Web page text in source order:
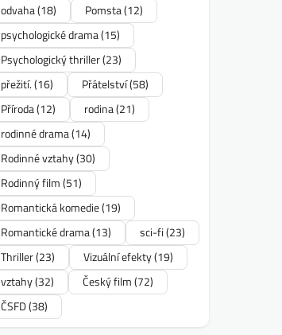
odvaha(18) Pomsta(12)
psychologické drama(15)
Psychologický thriller(23)
přežití.(16) Přátelství(58)
Příroda(12) rodina(21)
rodinné drama(14)
Rodinné vztahy(30)
Rodinný film(51)
Romantická komedie(19)
Romantické drama(13) sci-fi(23)
Thriller(23) Vizuální efekty(19)
vztahy(32) Český film(72)
ČSFD(38)